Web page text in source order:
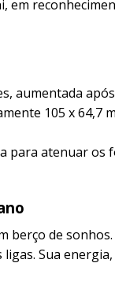
em
aumentada após
105 x 64,7 m
para atenuar os
berço de
Sua